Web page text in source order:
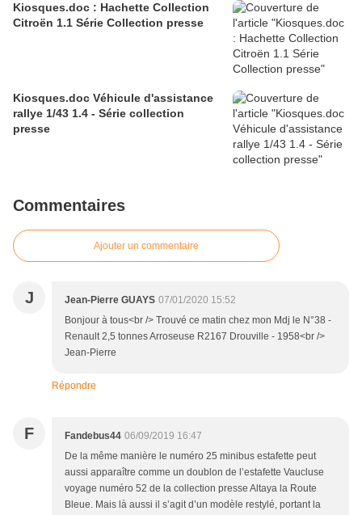
Kiosques.doc : Hachette Collection
Citroën 1.1 Série Collection presse
Kiosques.doc Véhicule d'assistance
rallye 1/43 1.4 - Série collection
presse
Commentaires
Ajouter un commentaire
J Jean-Pierre GUAYS 07/01/2020 15:52
Bonjour à tous<br /> Trouvé ce matin chez mon Mdj le N°38 -
Renault 2,5 tonnes Arroseuse R2167 Drouville - 1958<br />
Jean-Pierre
Répondre
F Fandebus44 06/09/2019 16:47
De la même manière le numéro 25 minibus estafette peut
aussi apparaître comme un doublon de l’estafette Vaucluse
voyage numéro 52 de la collection presse Altaya la Route
Bleue. Mais là aussi il s’agit d’un modèle restylé, portant la